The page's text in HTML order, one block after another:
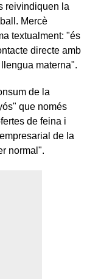
reivindiquen la
Mercè
textualment: "és
directe amb
materna".
de la
que només
de feina i
de la
normal".